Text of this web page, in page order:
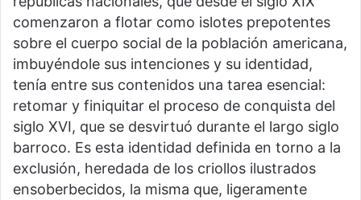
comenzaron a flotar como islotes prepotentes
sobre el cuerpo social de la población americana,
imbuyéndole sus intenciones y su identidad,
tenía entre sus contenidos una tarea esencial:
retomar y finiquitar el proceso de conquista del
siglo XVI, que se desvirtuó durante el largo siglo
barroco. Es esta identidad definida en torno a la
exclusión, heredada de los criollos ilustrados
ensoberbecidos, la misma que, ligeramente